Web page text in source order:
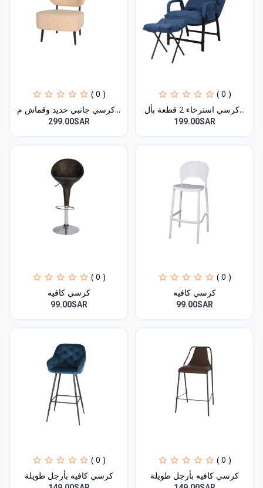
( 0 )
كرسي جانبي حديد وقماش م...
299.00SAR
( 0 )
كرسي استرخاء 2 قطعة بأل...
199.00SAR
( 0 )
كرسي كافيه
99.00SAR
( 0 )
كرسي كافيه
99.00SAR
( 0 )
كرسي كافيه بأرجل طويلة
( 0 )
كرسي كافيه بأرجل طويلة